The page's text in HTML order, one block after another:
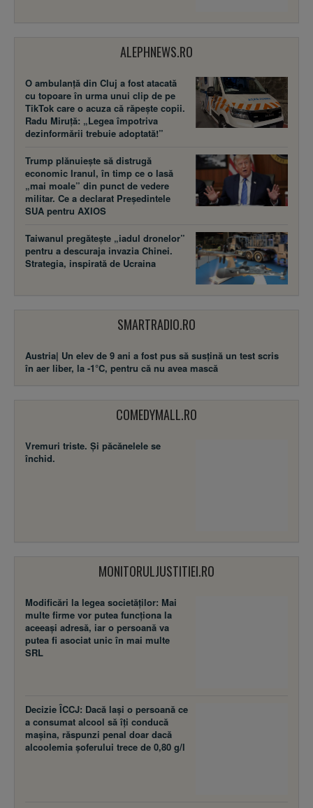
ALEPHNEWS.RO
O ambulanță din Cluj a fost atacată
cu topoare în urma unui clip de pe
TikTok care o acuza că răpește copii.
Radu Miruță: „Legea împotriva
dezinformării trebuie adoptată!”
Trump plănuiește să distrugă
economic Iranul, în timp ce o lasă
„mai moale” din punct de vedere
militar. Ce a declarat Președintele
SUA pentru AXIOS
Taiwanul pregătește „iadul dronelor”
pentru a descuraja invazia Chinei.
Strategia, inspirată de Ucraina
SMARTRADIO.RO
Austria| Un elev de 9 ani a fost pus să susţină un test scris
în aer liber, la -1°C, pentru că nu avea mască
COMEDYMALL.RO
Vremuri triste. Şi păcănelele se
închid.
MONITORULJUSTITIEI.RO
Modificări la legea societăţilor: Mai
multe firme vor putea funcţiona la
aceeaşi adresă, iar o persoană va
putea fi asociat unic în mai multe
SRL
Decizie ÎCCJ: Dacă laşi o persoană ce
a consumat alcool să îţi conducă
maşina, răspunzi penal doar dacă
alcoolemia şoferului trece de 0,80 g/l